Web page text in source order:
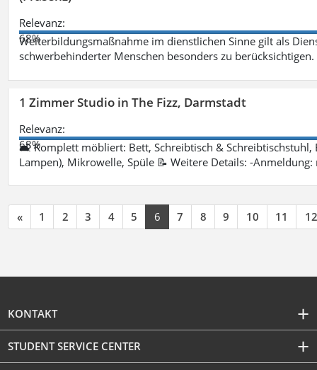
Relevanz:
68%
Weiterbildungsmaßnahme im dienstlichen Sinne gilt als
schwerbehinderter Menschen besonders zu berücksichtigen.
1 Zimmer Studio in The Fizz, Darmstadt
Relevanz:
68%
🛋 Komplett möbliert: Bett, Schreibtisch & Schreibtischstuhl,
Lampen), Mikrowelle, Spüle 📝 Weitere Details: -
« 1 2 3 4 5 6 7 8 9 10 11 12
KONTAKT
STUDENT SERVICE CENTER